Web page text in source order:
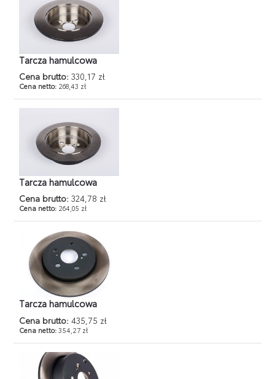
Tarcza hamulcowa
Cena brutto: 330,17 zł
Cena netto: 268,43 zł
Tarcza hamulcowa
Cena brutto: 324,78 zł
Cena netto: 264,05 zł
Tarcza hamulcowa
Cena brutto: 435,75 zł
Cena netto:354,27 zł